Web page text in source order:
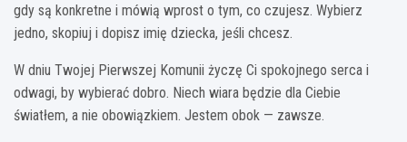
gdy są konkretne i mówią wprost o tym, co czujesz. Wybierz
jedno, skopiuj i dopisz imię dziecka, jeśli chcesz.
W dniu Twojej Pierwszej Komunii życzę Ci spokojnego serca i
odwagi, by wybierać dobro. Niech wiara będzie dla Ciebie
światłem, a nie obowiązkiem. Jestem obok — zawsze.